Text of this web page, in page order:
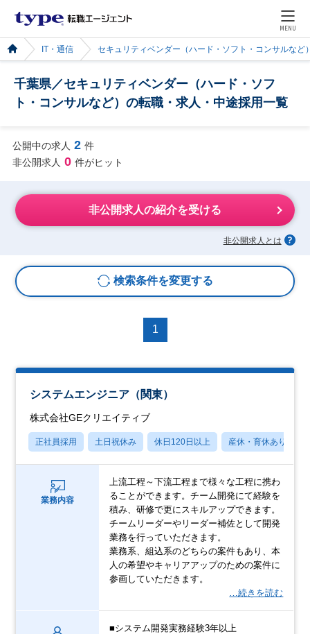
MENU
IT・通信 セキュリティベンダー（ハード・ソフト・コンサルなど
千葉県／セキュリティベンダー（ハード・ソフ
ト・コンサルなど）の転職・求人・中途採用一覧
公開中の求人 2 件
非公開求人 0 件がヒット
非公開求人の紹介を受ける
非公開求人とは
検索条件を変更する
1
システムエンジニア（関東）
株式会社GEクリエイティブ
正社員採用 土日祝休み 休日120日以上 産休・育休あり
業務内容
上流工程～下流工程まで様々な工程に携わ
ることができます。チーム開発にて経験を
積み、研修で更にスキルアップできます。
チームリーダーやリーダー補佐として開発
業務を行っていただきます。
業務系、組込系のどちらの案件もあり、本
人の希望やキャリアアップのための案件に
参画していただきます。
…続きを読む
■システム開発実務経験3年以上